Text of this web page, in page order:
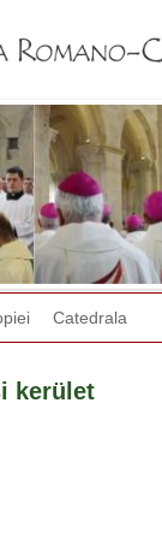
Catedrala
kerület